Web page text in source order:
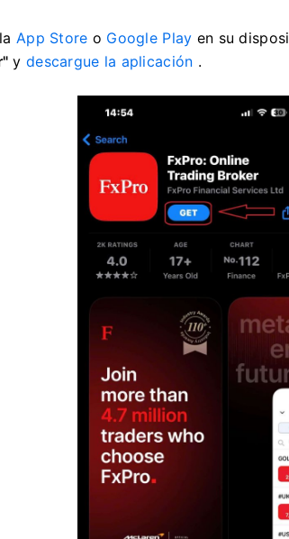
App Store o Google Play en su
ydescargue la aplicación .